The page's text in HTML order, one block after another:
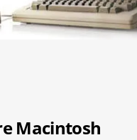
Macintosh